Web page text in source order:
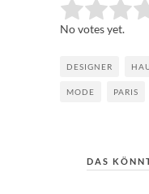
Rate this item:
No votes yet.
DESIGNER
MODE PARIS
DAS